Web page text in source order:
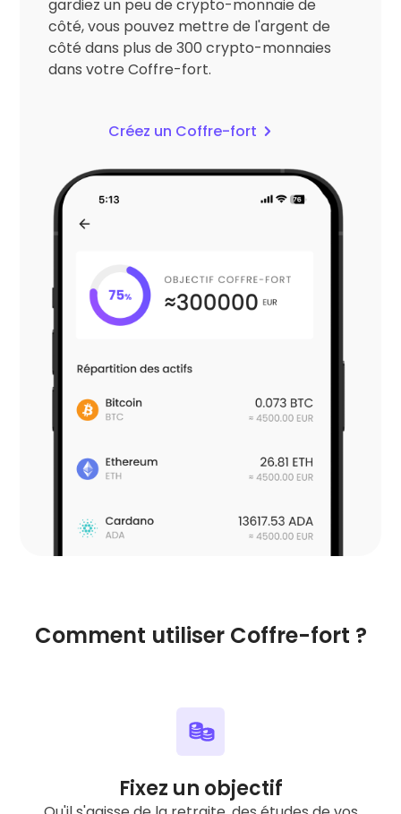
gardiez un peu de crypto-monnaie de
côté, vous pouvez mettre de l'argent de
côté dans plus de 300 crypto-monnaies
dans votre Coffre-fort.
Créez un Coffre-fort
Comment utiliser Coffre-fort ?
Fixez un objectif